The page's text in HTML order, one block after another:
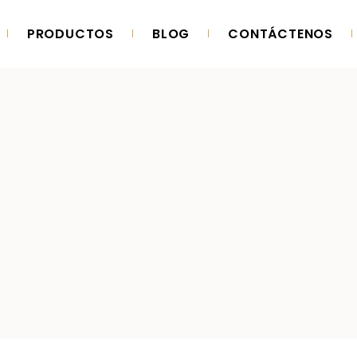
PRODUCTOS BLOG CONTÁCTENOS